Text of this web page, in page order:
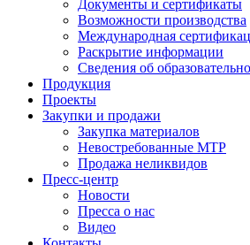
Документы и сертификаты
Возможности производства
Международная
Раскрытие информации
Сведения об
Продукция
Проекты
Закупки и продажи
Закупка материалов
Невостребованные МТР
Продажа неликвидов
Пресс-центр
Новости
Пресса о нас
Видео